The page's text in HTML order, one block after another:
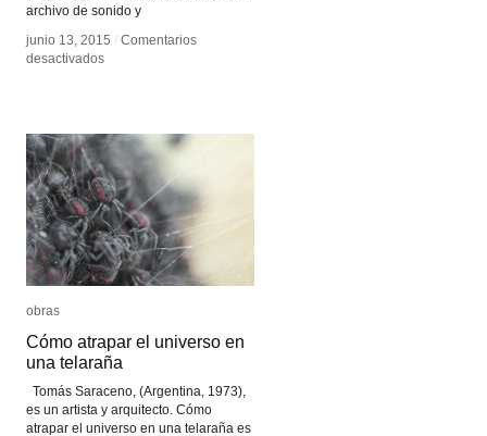
archivo de sonido y
junio 13, 2015 / Comentarios
desactivadosen
junio 13, 2015 / Comentarios
desactivadosen
obras
Cómo atrapar el universo en
una telaraña
Tomás Saraceno, (Argentina, 1973),
es un artista y arquitecto. Cómo
atrapar el universo en una telaraña es
obras
Cómo atrapar el universo en
una telaraña